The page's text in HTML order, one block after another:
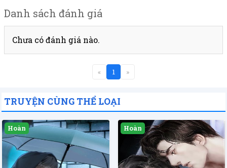
Danh sách đánh giá
Chưa có đánh giá nào.
« 1 »
TRUYỆN CÙNG THỂ LOẠI